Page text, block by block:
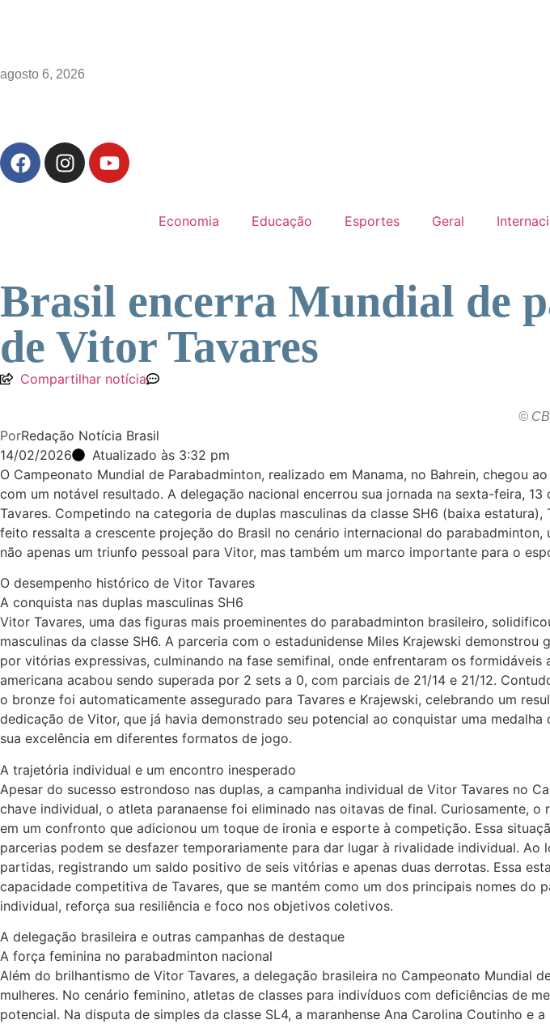
agosto 6, 2026
Economia Educação Esportes Geral
Brasil encerra Mundial de
de Vitor Tavares
Compartilhar notícia
©
PorRedação Notícia Brasil
14/02/2026
Atualizado às 3:32 pm
O Campeonato Mundial de Parabadminton, realizado em Manama, no Bahrein, chegou
com um notável resultado. A delegação nacional encerrou sua jornada na sexta-feira,
Tavares. Competindo na categoria de duplas masculinas da classe SH6 (baixa
feito ressalta a crescente projeção do Brasil no cenário internacional do
não apenas um triunfo pessoal para Vitor, mas também um marco importante para o
O desempenho histórico de Vitor Tavares
A conquista nas duplas masculinas SH6
Vitor Tavares, uma das figuras mais proeminentes do parabadminton brasileiro,
masculinas da classe SH6. A parceria com o estadunidense Miles Krajewski
por vitórias expressivas, culminando na fase semifinal, onde enfrentaram os
americana acabou sendo superada por 2 sets a 0, com parciais de 21/14 e 21/12.
o bronze foi automaticamente assegurado para Tavares e Krajewski, celebrando um
dedicação de Vitor, que já havia demonstrado seu potencial ao conquistar uma
sua excelência em diferentes formatos de jogo.
A trajetória individual e um encontro inesperado
Apesar do sucesso estrondoso nas duplas, a campanha individual de Vitor Tavares no
chave individual, o atleta paranaense foi eliminado nas oitavas de final. Curiosamente,
em um confronto que adicionou um toque de ironia e esporte à competição. Essa
parcerias podem se desfazer temporariamente para dar lugar à rivalidade individual.
partidas, registrando um saldo positivo de seis vitórias e apenas duas derrotas. Essa
capacidade competitiva de Tavares, que se mantém como um dos principais nomes
individual, reforça sua resiliência e foco nos objetivos coletivos.
A delegação brasileira e outras campanhas de destaque
A força feminina no parabadminton nacional
Além do brilhantismo de Vitor Tavares, a delegação brasileira no Campeonato Mundial
mulheres. No cenário feminino, atletas de classes para indivíduos com deficiências de
potencial. Na disputa de simples da classe SL4, a maranhense Ana Carolina Coutinho